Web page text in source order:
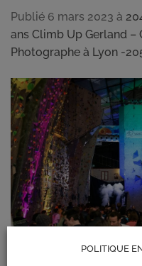
Publié 6 mars 2023 à
ans Climb Up Gerland
Photographe à Lyon -
POLITIQUE